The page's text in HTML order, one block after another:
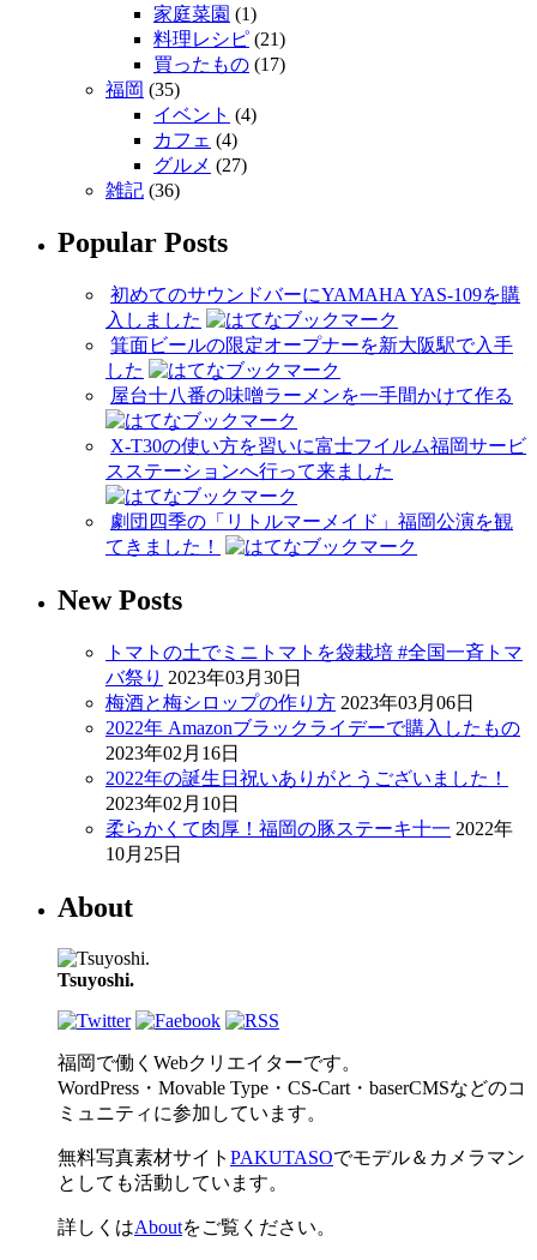
家庭菜園 (1)
料理レシピ (21)
買ったもの (17)
福岡 (35)
イベント (4)
カフェ (4)
グルメ (27)
雑記 (36)
Popular Posts
初めてのサウンドバーにYAMAHA YAS-109を購
入しました
箕面ビールの限定オープナーを新大阪駅で入手
した
屋台十八番の味噌ラーメンを一手間かけて作る
X-T30の使い方を習いに富士フイルム福岡サービ
スステーションへ行って来ました
劇団四季の「リトルマーメイド」福岡公演を観
てきました！
New Posts
トマトの土でミニトマトを袋栽培 #全国一斉トマ
バ祭り 2023年03月30日
梅酒と梅シロップの作り方 2023年03月06日
2022年 Amazonブラックライデーで購入したもの
2023年02月16日
2022年の誕生日祝いありがとうございました！
2023年02月10日
柔らかくて肉厚！福岡の豚ステーキ十一 2022年
10月25日
About
Tsuyoshi.
福岡で働くWebクリエイターです。
WordPress・Movable Type・CS-Cart・baserCMSなどのコ
ミュニティに参加しています。
無料写真素材サイト PAKUTASOでモデル＆カメラマン
としても活動しています。
詳しくはAboutをご覧ください。